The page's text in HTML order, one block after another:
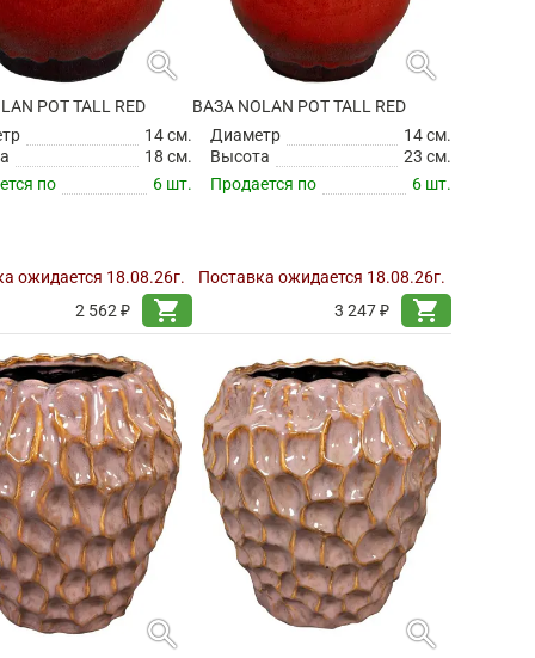
search
POT TALL RED
14 см.
18 см.
по
6 шт.
ожидается 18.08.26г.
2 562 ₽
shopping_cart
search
ВАЗА NOLAN POT TALL RED
Диаметр
14 см.
Высота
23 см.
Продается по
6 шт.
Поставка ожидается 18.08.26г.
3 247 ₽
shopping_cart
search search